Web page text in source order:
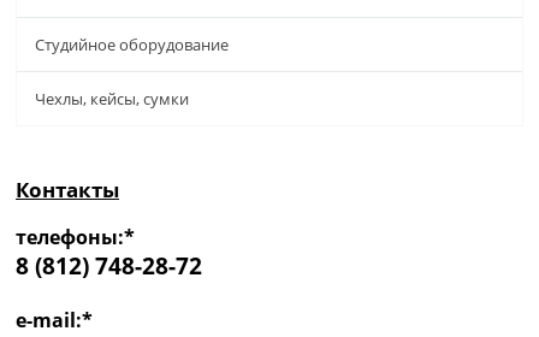
Студийное оборудование
Чехлы, кейсы, сумки
Контакты
телефоны:*
8 (812) 748-28-72
e-mail:*